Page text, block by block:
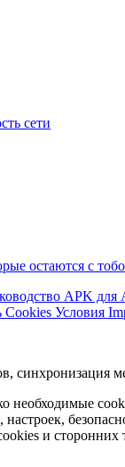
сети
остаются с
APK для
Cookies Условия
синхронизация
необходимые
и сторонних